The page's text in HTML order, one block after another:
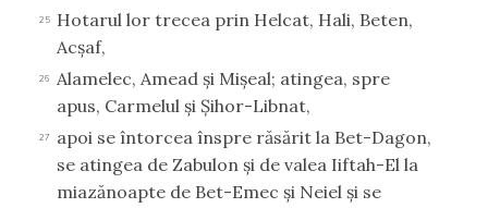
25
Hotarul lor trecea prin Helcat, Hali, Beten,
Acşaf,
26
Alamelec, Amead şi Mişeal; atingea, spre
apus, Carmelul şi Şihor-Libnat,
27
apoi se întorcea înspre răsărit la Bet-Dagon,
se atingea de Zabulon şi de valea Iiftah-El la
miazănoapte de Bet-Emec şi Neiel şi se